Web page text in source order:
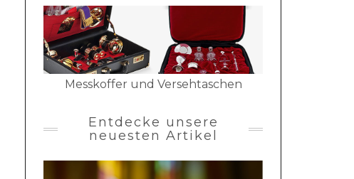
Messkoffer und Versehtaschen
Entdecke unsere
neuesten Artikel